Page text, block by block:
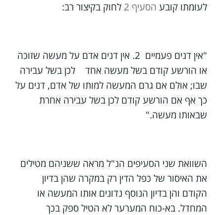
לעומתו קובע הסעיף 2 לחוק בקיצור רב:
"אין דנים פעמיים 2. אין דנים אדם על מעשה שזוכה
או הורשע קודם בשל מעשה אחד לכן בשל עבירה
שבו; אולם אם גרם המעשה למותו של אדם, דנים על
כך אף אם הורשע קודם לכן בשל עבירה אחרת
שבאותו מעשה."
השוואת שני הסעיפים הנ"ל מראה ששניהם מטילים
את האיסור של כפל הדין רק במקרה שהן בדיון
הקודם והן בדיון הנוסף נדונים אותו המעשה או
המחדל. בא-כוח המערער לא הטיל ספק בכך